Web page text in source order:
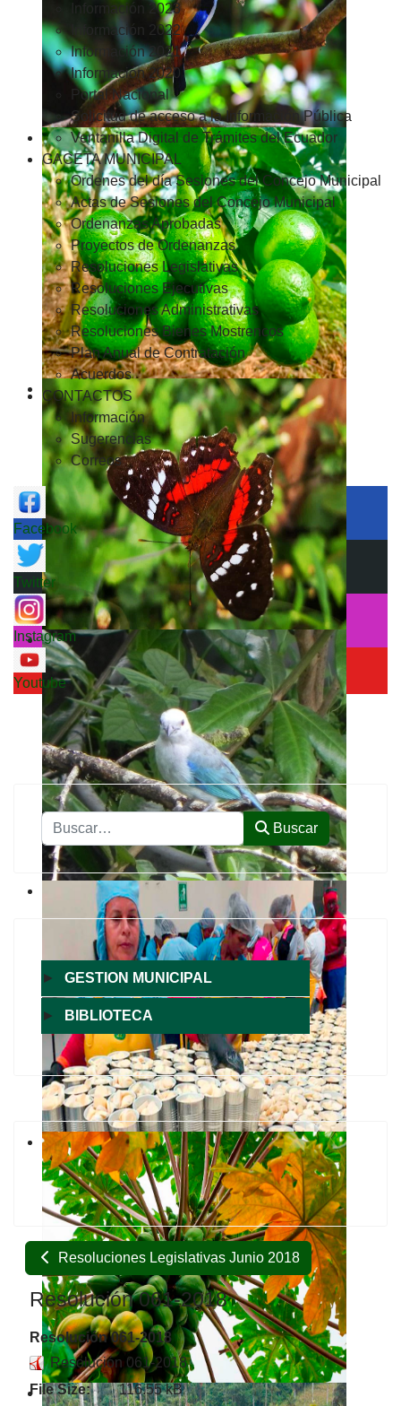
Información 2023
Información 2022
Información 2021
Información 2020
Portal Nacional
Solicitud de acceso a la Información Pública
Ventanilla Digital de Trámites del Ecuador
GACETA MUNICIPAL
Ordenes del día Sesiones del Concejo Municipal
Actas de Sesiones del Concejo Municipal
Ordenanzas Aprobadas
Proyectos de Ordenanzas
Resoluciones Legislativas
Resoluciones Ejecutivas
Resoluciones Administrativas
Resoluciones Bienes Mostrencos
Plan Anual de Contratación
Acuerdos
CONTACTOS
Información
Sugerencias
Correos
Facebook
Twitter
Instagram
Youtube
Buscar Buscar
► GESTION MUNICIPAL
► BIBLIOTECA
Resoluciones Legislativas Junio 2018
Resolución 061-2018
Resolución 061-2018
Resolución 061-2018
File Size:
116.55 kB